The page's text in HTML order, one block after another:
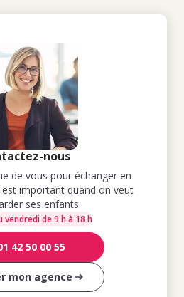
nous
de vous pour échanger en
important quand on veut
ses enfants.
vendredi de 9 h à 18 h
42 50 00 55
mon agence